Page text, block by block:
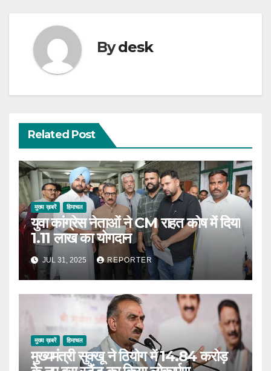
Bydesk
Related Post
मुख्य ख़बरें हिमाचल
युवा कांग्रेस नेताओं ने CM राहत कोष में दिया
1.11 लाख का योगदान
JUL 31, 2025 REPORTER
मुख्य ख़बरें हिमाचल
मुख्यमंत्री सुक्खू ने ठियोग में 14.84 करोड़